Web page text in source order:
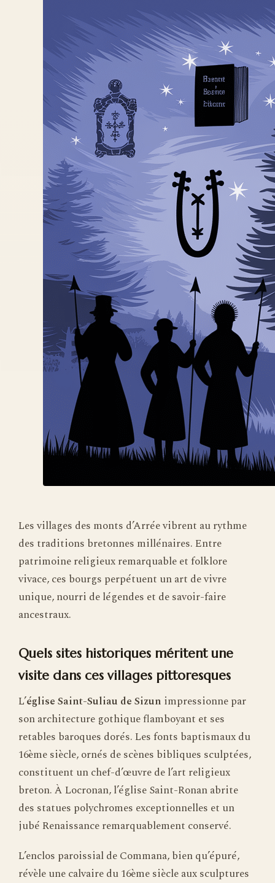
Les villages des monts d’Arrée vibrent au rythme
des traditions bretonnes millénaires. Entre
patrimoine religieux remarquable et folklore
vivace, ces bourgs perpétuent un art de vivre
unique, nourri de légendes et de savoir-faire
ancestraux.
Quels sites historiques méritent une
visite dans ces villages pittoresques
L’église Saint-Suliau de Sizun impressionne par
son architecture gothique flamboyant et ses
retables baroques dorés. Les fonts baptismaux du
16ème siècle, ornés de scènes bibliques sculptées,
constituent un chef-d’œuvre de l’art religieux
breton. À Locronan, l’église Saint-Ronan abrite
des statues polychromes exceptionnelles et un
jubé Renaissance remarquablement conservé.
L’enclos paroissial de Commana, bien qu’épuré,
révèle une calvaire du 16ème siècle aux sculptures